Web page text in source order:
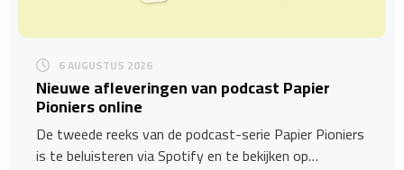
6 AUGUSTUS 2026
Nieuwe afleveringen van podcast Papier
Pioniers online
De tweede reeks van de podcast-serie Papier Pioniers
is te beluisteren via Spotify en te bekijken op…